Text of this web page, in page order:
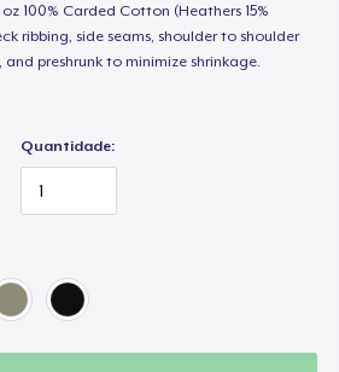
100% Carded Cotton (Heathers 15%
ribbing, side seams, shoulder to shoulder
preshrunk to minimize shrinkage.
Quantidade: